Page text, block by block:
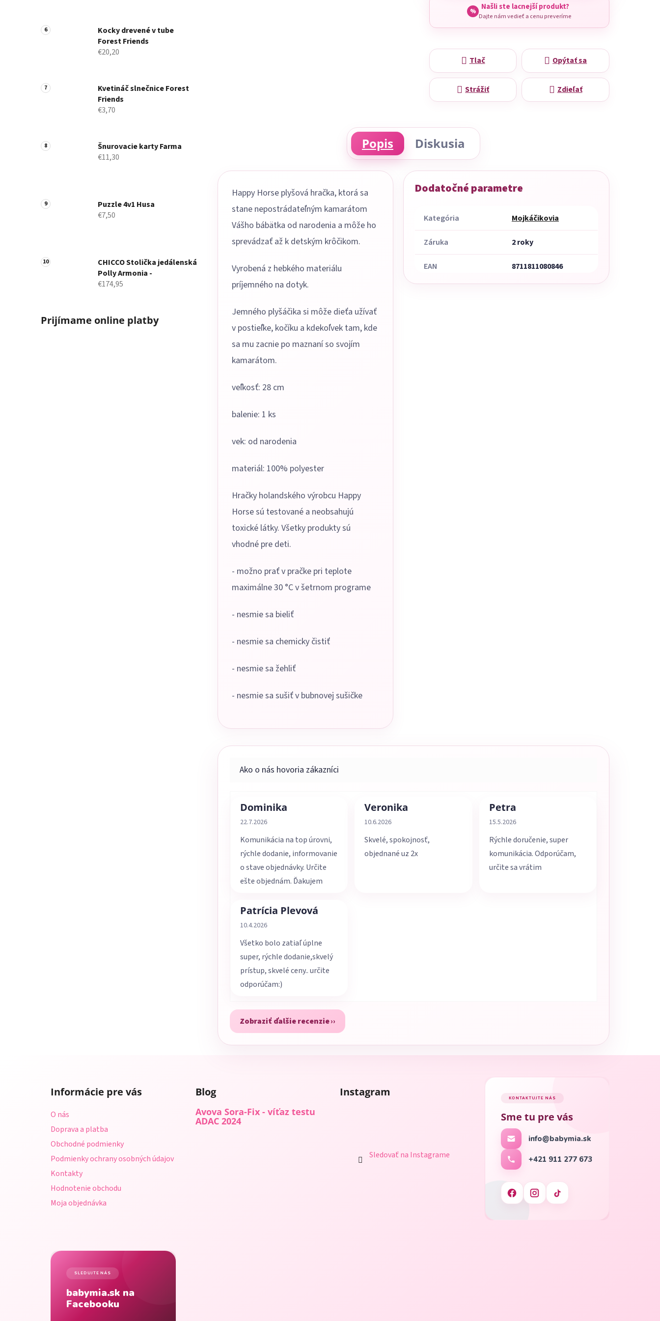
Kocky drevené v tube
Forest Friends
€20,20
Kvetináč slnečnice Forest
Friends
€3,70
Šnurovacie karty Farma
€11,30
Puzzle 4v1 Husa
€7,50
CHICCO Stolička jedálenská
Polly Armonia -
€174,95
Prijímame online platby
% Našli ste lacnejší produkt?
Dajte nám vedieť a cenu preveríme
Tlač Opýtať sa
Strážiť Zdieľať
Popis Diskusia
Happy Horse plyšová hračka, ktorá sa
stane nepostrádateľným kamarátom
Vášho bábätka od narodenia a môže ho
sprevádzať až k detským krôčikom.
Vyrobená z hebkého materiálu
príjemného na dotyk.
Jemného plyšáčika si môže dieťa užívať
v postieľke, kočíku a kdekoľvek tam, kde
sa mu zacnie po maznaní so svojím
kamarátom.
veľkosť: 28 cm
balenie: 1 ks
vek: od narodenia
materiál: 100% polyester
Hračky holandského výrobcu Happy
Horse sú testované a neobsahujú
toxické látky. Všetky produkty sú
vhodné pre deti.
- možno prať v pračke pri teplote
maximálne 30 °C v šetrnom programe
- nesmie sa bieliť
- nesmie sa chemicky čistiť
- nesmie sa žehliť
- nesmie sa sušiť v bubnovej sušičke
Dodatočné parametre
Kategória Mojkáčikovia
Záruka 2 roky
EAN 8711811080846
Dominika
Hodnotenie obchodu je 5 z 5 hviezdičiek.
22.7.2026
Komunikácia na top úrovni,
rýchle dodanie, informovanie
o stave objednávky. Určite
ešte objednám. Ďakujem
Veronika
Hodnotenie obchodu je 5 z 5 hviezdičiek.
10.6.2026
Skvelé, spokojnosť,
objednané uz 2x
Petra
Hodnotenie obchodu je 5 z 5 hviezdičiek.
15.5.2026
Rýchle doručenie, super
komunikácia. Odporúčam,
určite sa vrátim
Patrícia Plevová
Hodnotenie obchodu je 5 z 5 hviezdičiek.
10.4.2026
Všetko bolo zatiaľ úplne
super, rýchle dodanie,skvelý
prístup, skvelé ceny.. určite
odporúčam:)
Zobraziť ďalšie recenzie
Informácie pre vás
O nás
Doprava a platba
Obchodné podmienky
Podmienky ochrany osobných údajov
Kontakty
Hodnotenie obchodu
Moja objednávka
Blog
Avova Sora-Fix - víťaz testu
ADAC 2024
Instagram
Sledovať na Instagrame
KONTAKTUJTE NÁS
Sme tu pre vás
info@babymia.sk
+421 911 277 673
SLEDUJTE NÁS
babymia.sk na
Facebooku